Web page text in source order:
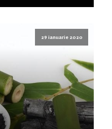
29 ianuarie 2020